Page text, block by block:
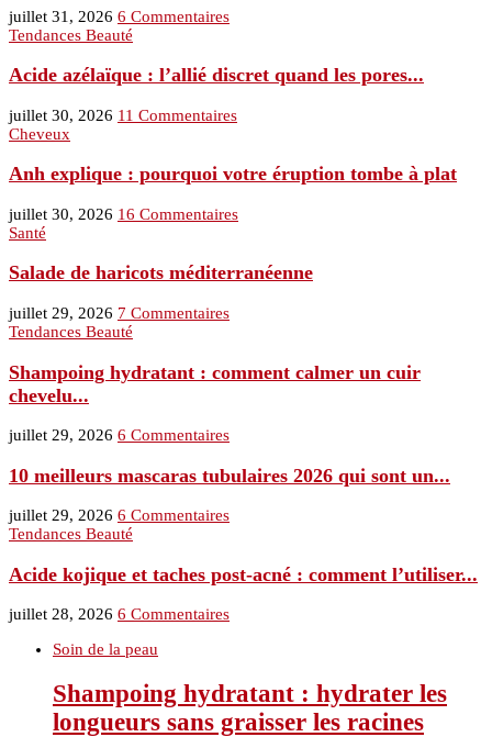
juillet 31, 2026 6 Commentaires
Tendances Beauté
Acide azélaïque : l’allié discret quand les pores...
juillet 30, 2026 11 Commentaires
Cheveux
Anh explique : pourquoi votre éruption tombe à plat
juillet 30, 2026 16 Commentaires
Santé
Salade de haricots méditerranéenne
juillet 29, 2026 7 Commentaires
Tendances Beauté
Shampoing hydratant : comment calmer un cuir
chevelu...
juillet 29, 2026 6 Commentaires
10 meilleurs mascaras tubulaires 2026 qui sont un...
juillet 29, 2026 6 Commentaires
Tendances Beauté
Acide kojique et taches post-acné : comment l’utiliser...
juillet 28, 2026 6 Commentaires
Soin de la peau
Shampoing hydratant : hydrater les
longueurs sans graisser les racines